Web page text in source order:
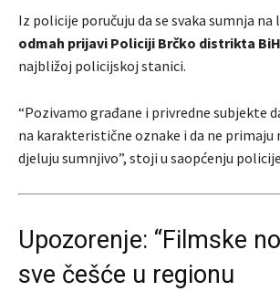
Iz policije poručuju da se svaka sumnja na
odmah prijavi Policiji Brčko distrikta BiH
najbližoj policijskoj stanici.
“Pozivamo građane i privredne subjekte
na karakteristične oznake i da ne primaju
djeluju sumnjivo”, stoji u saopćenju
Upozorenje: “Filmske
sve češće u regionu